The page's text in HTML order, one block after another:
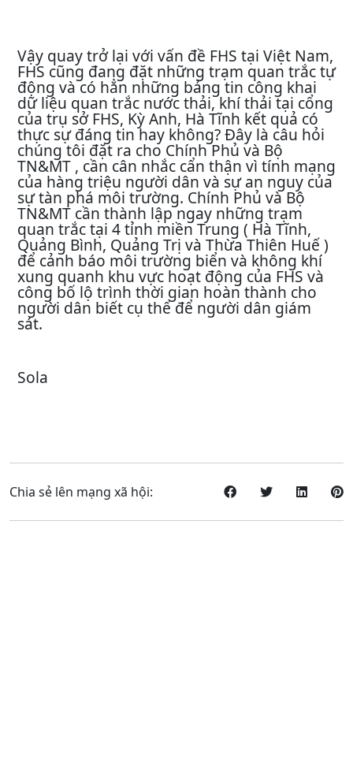
Vậy quay trở lại với vấn đề FHS tại Việt Nam,
FHS cũng đang đặt những trạm quan trắc tự
động và có hẳn những bảng tin công khai
dữ liệu quan trắc nước thải, khí thải tại cổng
của trụ sở FHS, Kỳ Anh, Hà Tĩnh kết quả có
thực sự đáng tin hay không? Đây là câu hỏi
chúng tôi đặt ra cho Chính Phủ và Bộ
TN&MT , cần cân nhắc cẩn thận vì tính mạng
của hàng triệu người dân và sự an nguy của
sự tàn phá môi trường. Chính Phủ và Bộ
TN&MT cần thành lập ngay những trạm
quan trắc tại 4 tỉnh miền Trung ( Hà Tĩnh,
Quảng Bình, Quảng Trị và Thừa Thiên Huế )
để cảnh báo môi trường biển và không khí
xung quanh khu vực hoạt động của FHS và
công bố lộ trình thời gian hoàn thành cho
người dân biết cụ thể để người dân giám
sát.
Sola
Chia sẻ lên mạng xã hội: